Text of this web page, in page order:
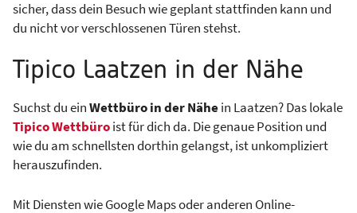
sicher, dass dein Besuch wie geplant stattfinden kann und
du nicht vor verschlossenen Türen stehst.
Tipico Laatzen in der Nähe
Suchst du einWettbüro in der Nähein Laatzen? Das lokale
Tipico Wettbüroist für dich da. Die genaue Position und
wie du am schnellsten dorthin gelangst, ist unkompliziert
herauszufinden.
Mit Diensten wie Google Maps oder anderen Online-